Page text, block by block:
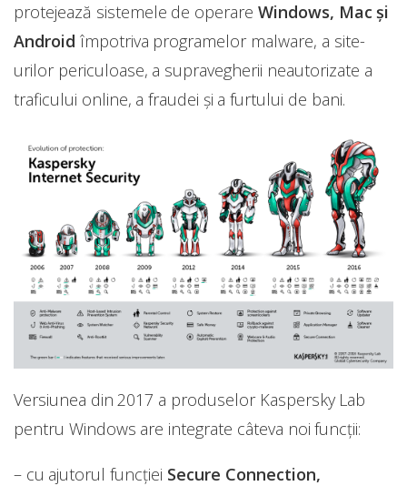
protejează sistemele de operare Windows, Mac și
Android împotriva programelor malware, a site-
urilor periculoase, a supravegherii neautorizate a
traficului online, a fraudei și a furtului de bani.
Versiunea din 2017 a produselor Kaspersky Lab
pentru Windows are integrate câteva noi funcții:
– cu ajutorul funcției Secure Connection,